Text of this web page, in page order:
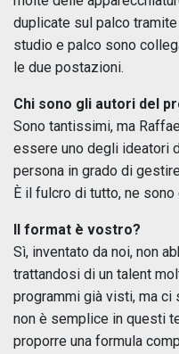
duplicate sul palco
studio e palco sono
le due postazioni.
Chi sono gli autori del
Sono tantissimi, ma
essere uno degli ideatori
persona in grado di
È il fulcro di tutto, ne
Il format è vostro?
Sì, inventato da noi, non
trattandosi di un talent
programmi già visti, ma ci
non è semplice in questi
proporre una formula